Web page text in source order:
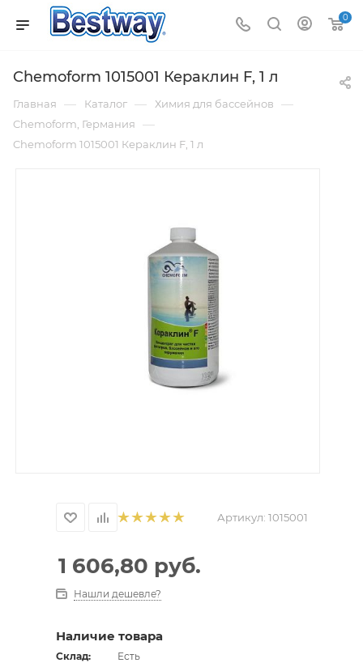
0
Chemoform 1015001 Кераклин F, 1 л
Главная — Каталог — Химия для бассейнов —
Chemoform, Германия —
Chemoform 1015001 Кераклин F, 1 л
Артикул: 1015001
1 606,80 руб.
Нашли дешевле?
Наличие товара
Склад:
Есть